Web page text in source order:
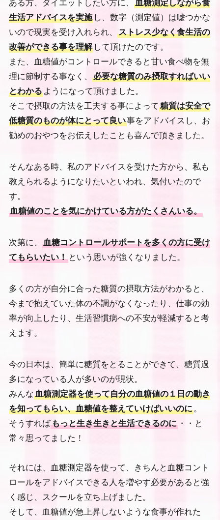
ある方、ダイエットしたい方に、
血糖測定しながら食
生活アドバイスを実施し、数字（測定値）は嘘つかな
いので現実を受け入れられ、
ストレス少なく食生活の
改善ができる事を理解して頂けたのです。
また、血糖値がコントロールできると甘い食べ物を無
理に節制する事なく、
必要な糖質のみ摂取すればいい
とわかるようになって頂けました。
そこで摂取の方法を工夫する事によって 糖質は安全で
低糖質のものが体にとって良い事をアドバイスし、お
勧めのおやつをお伝えしたことも喜んで頂きました。
そんなある時、私のアドバイスを受けた方から、私も
教えられるようになりたいといわれ、気付いたので
す。
血糖値のことを気にかけている方がたくさんいる。
次第に、
血糖コントロールサポートを多くの方に受け
てもらいたい！という思いが強くなりました。
多くの方が自分に合った糖質の摂取方法がわかると、
今まで抱えていた体の不調がなくなったり、仕事の効
率が向上したり、生活習慣病への不安が軽減すると考
えます。
今の日本は、簡単に糖質をとることができて、糖質過
多になっている人が多いのが現状。
みんな血糖測定器を使って自分の血糖値の１日の動き
を知ってもらい、血糖値を整えていけばいいのに。
そうすればもっと生き生きと生活できるのに・・と
常々思ってました！
それには、血糖測定器を使って、きちんと血糖コント
ロールをアドバイスできる人を増やす必要があると強
く感じ、スクールを立ち上げました。
そして、血糖値が急上昇しないような食事が作れた